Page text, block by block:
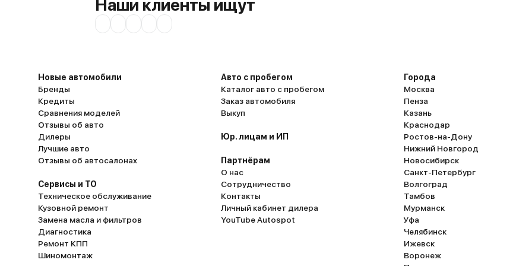
Наши клиенты ищут
Новые автомобили
Бренды
Кредиты
Сравнения моделей
Отзывы об авто
Дилеры
Лучшие авто
Отзывы об автосалонах
Сервисы и ТО
Техническое обслуживание
Кузовной ремонт
Замена масла и фильтров
Диагностика
Ремонт КПП
Шиномонтаж
Авто с пробегом
Каталог авто с пробегом
Заказ автомобиля
Выкуп
Юр. лицам и ИП
Партнёрам
О нас
Сотрудничество
Контакты
Личный кабинет дилера
YouTube Autospot
Города
Москва
Пенза
Казань
Краснодар
Ростов-на-Дону
Нижний Новгород
Новосибирск
Санкт-Петербург
Волгоград
Тамбов
Мурманск
Уфа
Челябинск
Ижевск
Воронеж